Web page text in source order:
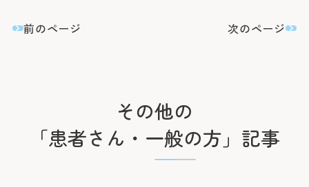
前のページ 次のページ
その他の
「患者さん・一般の方」記事